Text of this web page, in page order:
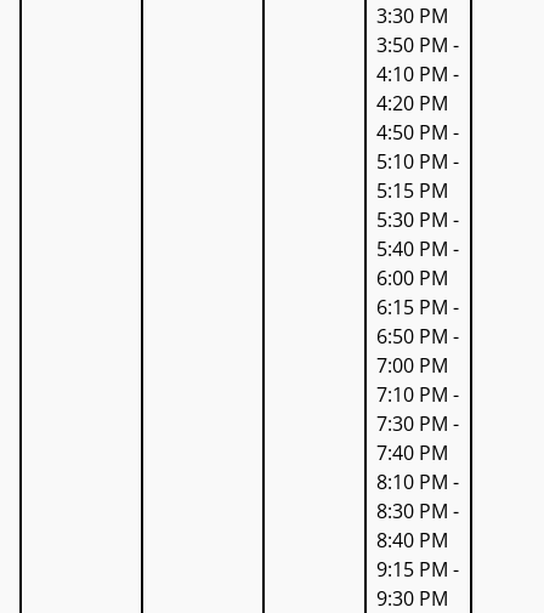
3:30 PM
3:50 PM -
4:10 PM -
4:20 PM
4:50 PM -
5:10 PM -
5:15 PM
5:30 PM -
5:40 PM -
6:00 PM
6:15 PM -
6:50 PM -
7:00 PM
7:10 PM -
7:30 PM -
7:40 PM
8:10 PM -
8:30 PM -
8:40 PM
9:15 PM -
9:30 PM